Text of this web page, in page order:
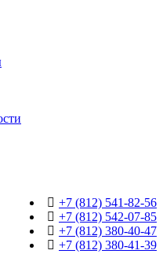
+7 (812) 541-82-56
+7 (812) 542-07-85
+7 (812) 380-40-47
+7 (812) 380-41-39